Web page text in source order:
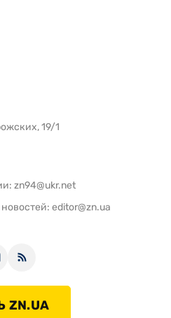
19/1
zn94@ukr.net
editor@zn.ua